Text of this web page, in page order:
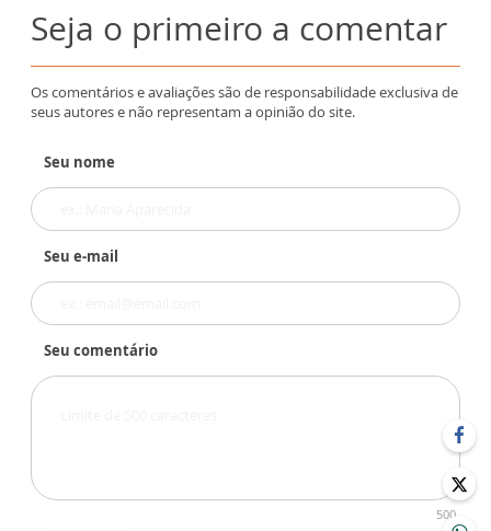
Seja o primeiro a comentar
Os comentários e avaliações são de responsabilidade exclusiva de
seus autores e não representam a opinião do site.
Seu nome
Seu e-mail
Seu comentário
500